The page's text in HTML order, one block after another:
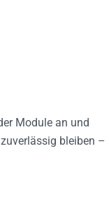
Module an und
bleiben –